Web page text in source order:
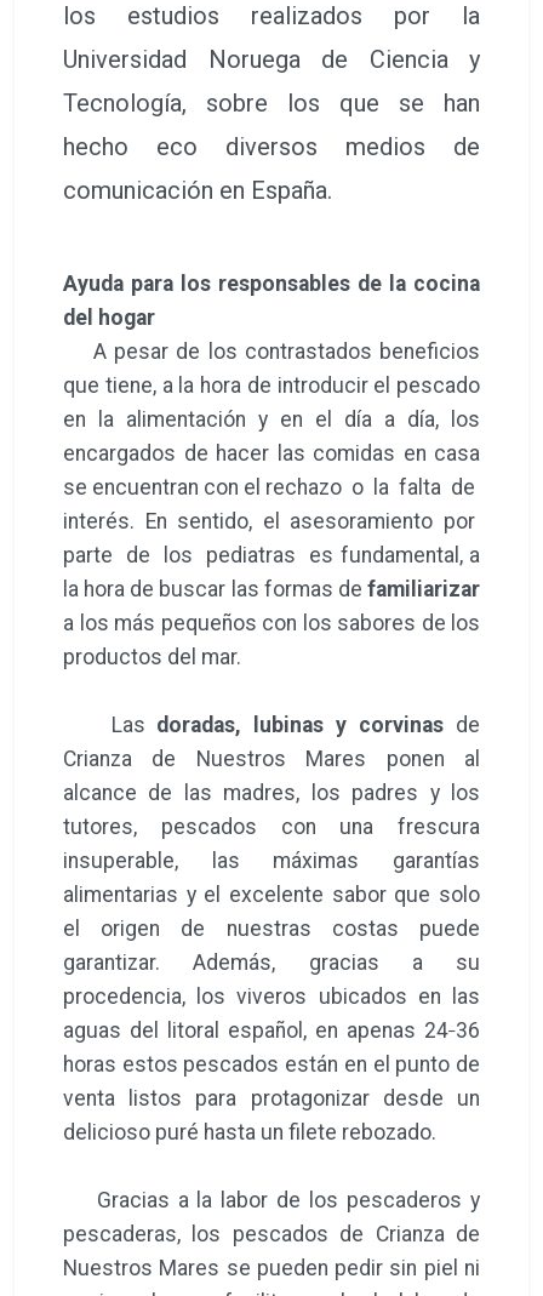
los estudios realizados por la
Universidad Noruega de Ciencia y
Tecnología, sobre los que se han
hecho eco diversos medios de
comunicación en España.
Ayuda para los responsables de la cocina
del hogar
A pesar de los contrastados beneficios
que tiene, a la hora de introducir el pescado
en la alimentación y en el día a día, los
encargados de hacer las comidas en casa
se encuentran con el rechazo o la falta de
interés. En sentido, el asesoramiento por
parte de los pediatras es fundamental, a
la hora de buscar las formas de familiarizar
a los más pequeños con los sabores de los
productos del mar.
Las doradas, lubinas y corvinas de
Crianza de Nuestros Mares ponen al
alcance de las madres, los padres y los
tutores, pescados con una frescura
insuperable, las máximas garantías
alimentarias y el excelente sabor que solo
el origen de nuestras costas puede
garantizar. Además, gracias a su
procedencia, los viveros ubicados en las
aguas del litoral español, en apenas 24‐36
horas estos pescados están en el punto de
venta listos para protagonizar desde un
delicioso puré hasta un filete rebozado.
Gracias a la labor de los pescaderos y
pescaderas, los pescados de Crianza de
Nuestros Mares se pueden pedir sin piel ni